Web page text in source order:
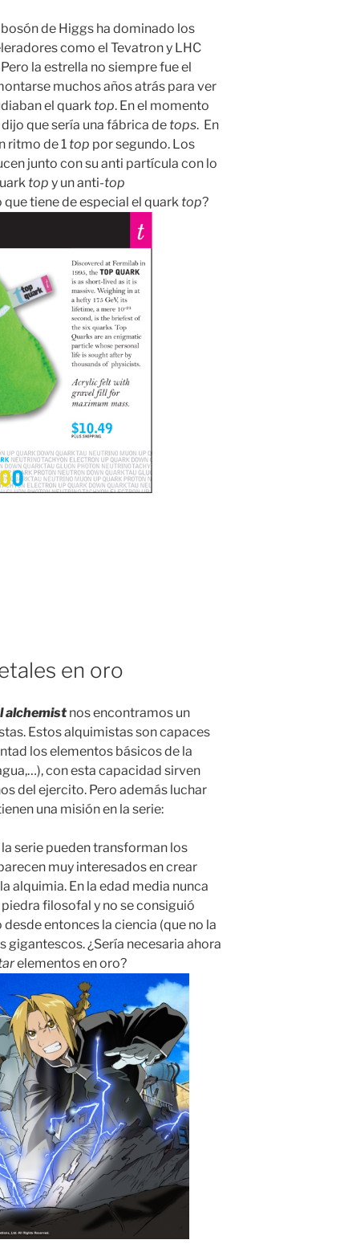
bosónde Higgs ha dominado los
como el Tevatron y LHC
la estrella no siempre fue el
muchos años atrás para ver
el quark top. En el momento
dijo que sería una fábrica de tops. En
ritmo de 1 top por segundo. Los
junto con su anti partícula con lo
top y un anti-top
tiene de especial el quark top?
en oro
alchemistnos encontramos un
Estos alquimistas son capaces
los elementos básicos de la
con esta capacidad sirven
del ejercito. Pero además luchar
una misión en la serie:
serie pueden transforman los
muy interesados en crear
alquimia. En la edad media nunca
filosofal y no se consiguió
entonces la ciencia (que no la
gigantescos. ¿Sería necesaria ahora
elementos en oro?